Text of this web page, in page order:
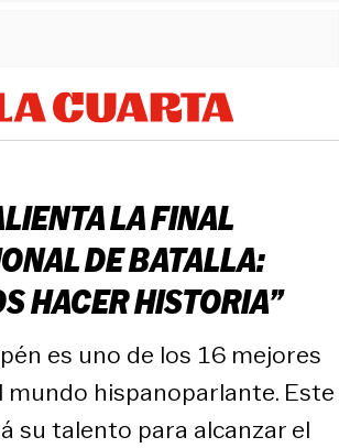
LA FINAL
DE BATALLA:
HACER HISTORIA”
es uno de los 16 mejores
hispanoparlante. Este
su talento para alcanzar el